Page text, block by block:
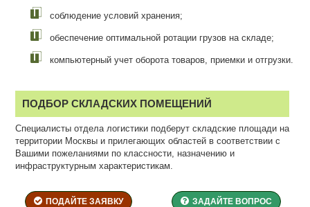
соблюдение условий хранения;
обеспечение оптимальной ротации грузов на складе;
компьютерный учет оборота товаров, приемки и отгрузки.
ПОДБОР СКЛАДСКИХ ПОМЕЩЕНИЙ
Специалисты отдела логистики подберут складские площади на
территории Москвы и прилегающих областей в соответствии с
Вашими пожеланиями по классности, назначению и
инфраструктурным характеристикам.
ПОДАЙТЕ ЗАЯВКУ ЗАДАЙТЕ ВОПРОС